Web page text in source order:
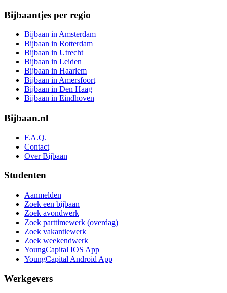
Bijbaantjes per regio
Bijbaan in Amsterdam
Bijbaan in Rotterdam
Bijbaan in Utrecht
Bijbaan in Leiden
Bijbaan in Haarlem
Bijbaan in Amersfoort
Bijbaan in Den Haag
Bijbaan in Eindhoven
Bijbaan.nl
F.A.Q.
Contact
Over Bijbaan
Studenten
Aanmelden
Zoek een bijbaan
Zoek avondwerk
Zoek parttimewerk (overdag)
Zoek vakantiewerk
Zoek weekendwerk
YoungCapital IOS App
YoungCapital Android App
Werkgevers